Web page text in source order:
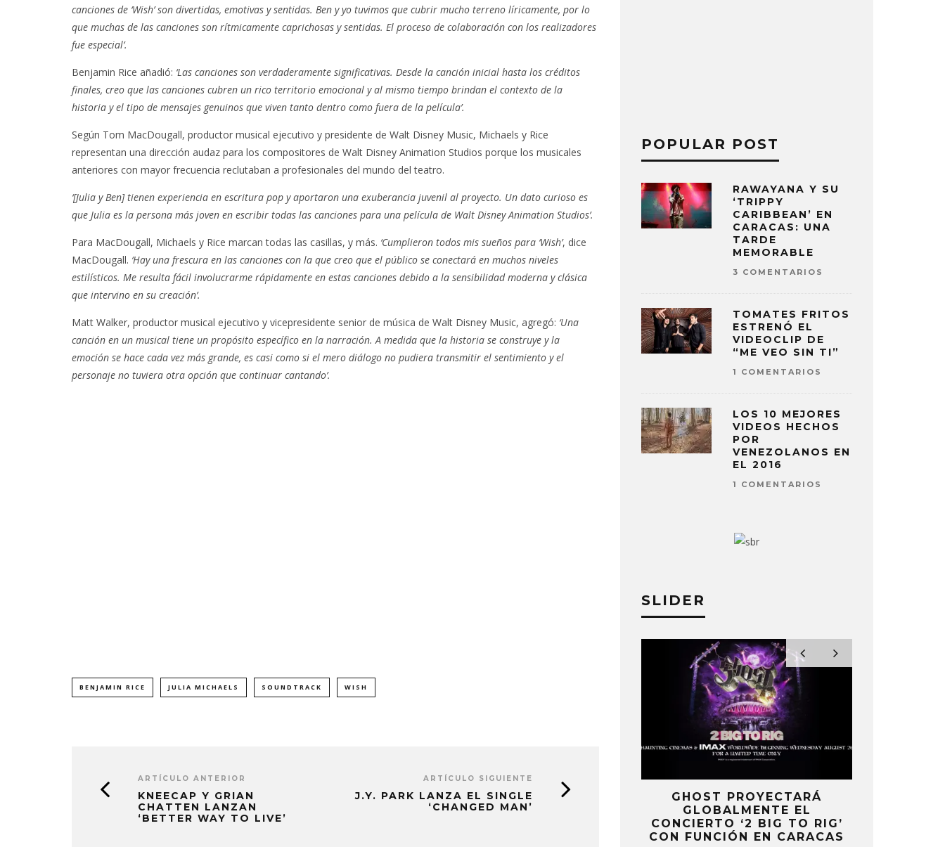
canciones de ‘Wish’ son divertidas, emotivas y sentidas. Ben y yo tuvimos que cubrir mucho terreno líricamente, por lo
que muchas de las canciones son rítmicamente caprichosas y sentidas. El proceso de colaboración con los realizadores
fue especial’.
Benjamin Rice añadió: ‘Las canciones son verdaderamente significativas. Desde la canción inicial hasta los créditos
finales, creo que las canciones cubren un rico territorio emocional y al mismo tiempo brindan el contexto de la
historia y el tipo de mensajes genuinos que viven tanto dentro como fuera de la película’.
Según Tom MacDougall, productor musical ejecutivo y presidente de Walt Disney Music, Michaels y Rice
representan una dirección audaz para los compositores de Walt Disney Animation Studios porque los musicales
anteriores con mayor frecuencia reclutaban a profesionales del mundo del teatro.
‘[Julia y Ben] tienen experiencia en escritura pop y aportaron una exuberancia juvenil al proyecto. Un dato curioso es
que Julia es la persona más joven en escribir todas las canciones para una película de Walt Disney Animation Studios’.
Para MacDougall, Michaels y Rice marcan todas las casillas, y más. ‘Cumplieron todos mis sueños para ‘Wish’, dice
MacDougall. ‘Hay una frescura en las canciones con la que creo que el público se conectará en muchos niveles
estilísticos. Me resulta fácil involucrarme rápidamente en estas canciones debido a la sensibilidad moderna y clásica
que intervino en su creación’.
Matt Walker, productor musical ejecutivo y vicepresidente senior de música de Walt Disney Music, agregó: ‘Una
canción en un musical tiene un propósito específico en la narración. A medida que la historia se construye y la
emoción se hace cada vez más grande, es casi como si el mero diálogo no pudiera transmitir el sentimiento y el
personaje no tuviera otra opción que continuar cantando’.
BENJAMIN RICE JULIA MICHAELS SOUNDTRACK WISH
ARTÍCULO ANTERIOR
KNEECAP Y GRIAN
CHATTEN LANZAN
‘BETTER WAY TO LIVE’
ARTÍCULO SIGUIENTE
J.Y. PARK LANZA EL SINGLE
‘CHANGED MAN’
POPULAR POST
RAWAYANA Y SU
‘TRIPPY
CARIBBEAN’ EN
CARACAS: UNA
TARDE
MEMORABLE
3 COMENTARIOS
TOMATES FRITOS
ESTRENÓ EL
VIDEOCLIP DE
“ME VEO SIN TI”
1 COMENTARIOS
LOS 10 MEJORES
VIDEOS HECHOS
POR
VENEZOLANOS EN
EL 2016
1 COMENTARIOS
SLIDER
EDGAR BAJO EL AGUA ABRE
UN NUEVO CAPÍTULO CON
GHOST PROYECTARÁ
GLOBALMENTE EL
CONCIERTO ‘2 BIG TO RIG’
CON FUNCIÓN EN CARACAS